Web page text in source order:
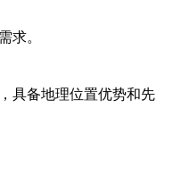
求。
具备地理位置优势和先